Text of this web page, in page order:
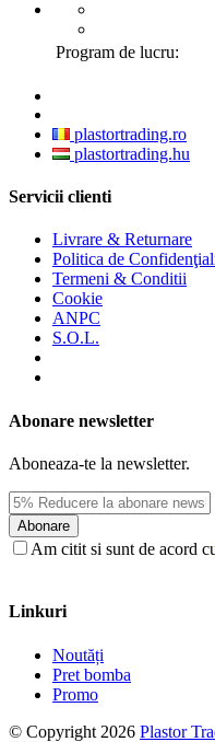
Program de lucru:
plastortrading.ro
plastortrading.hu
Servicii clienti
Livrare & Returnare
Politica de
Termeni & Conditii
Cookie
ANPC
S.O.L.
Abonare newsletter
Aboneaza-te la newsletter.
Abonare
Am citit si sunt de acord
Linkuri
Noutăți
Pret bomba
Promo
© Copyright 2026 Plastor